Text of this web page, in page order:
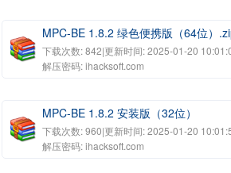
MPC-BE 1.8.2 绿色便携版（64位）
下载次数: 842|更新时间: 2025-01-20
解压密码: ihacksoft.com
MPC-BE 1.8.2 安装版（32位）
下载次数: 960|更新时间: 2025-01-20
解压密码: ihacksoft.com